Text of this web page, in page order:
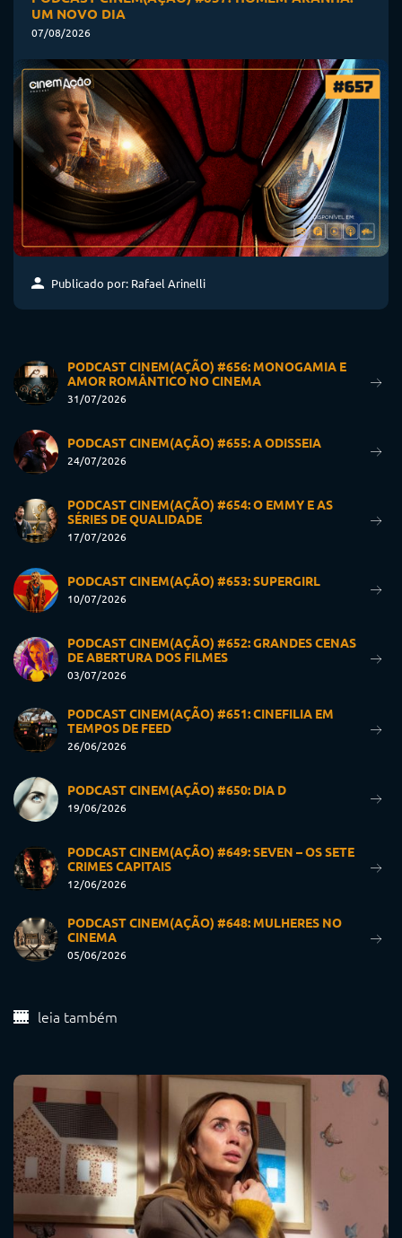
UM NOVO DIA
07/08/2026
Publicado por: Rafael Arinelli
PODCAST CINEM(AÇÃO) #656: MONOGAMIA E
AMOR ROMÂNTICO NO CINEMA
31/07/2026
PODCAST CINEM(AÇÃO) #655: A ODISSEIA
24/07/2026
PODCAST CINEM(AÇÃO) #654: O EMMY E AS
SÉRIES DE QUALIDADE
17/07/2026
PODCAST CINEM(AÇÃO) #653: SUPERGIRL
10/07/2026
PODCAST CINEM(AÇÃO) #652: GRANDES CENAS
DE ABERTURA DOS FILMES
03/07/2026
PODCAST CINEM(AÇÃO) #651: CINEFILIA EM
TEMPOS DE FEED
26/06/2026
PODCAST CINEM(AÇÃO) #650: DIA D
19/06/2026
PODCAST CINEM(AÇÃO) #649: SEVEN – OS SETE
CRIMES CAPITAIS
12/06/2026
PODCAST CINEM(AÇÃO) #648: MULHERES NO
CINEMA
05/06/2026
leia também